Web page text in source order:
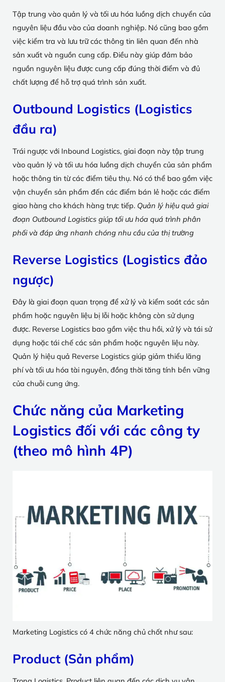
Tập trung vào quản lý và tối ưu hóa luồng dịch chuyển của
nguyên liệu đầu vào của doanh nghiệp. Nó cũng bao gồm
việc kiểm tra và lưu trữ các thông tin liên quan đến nhà
sản xuất và nguồn cung cấp. Điều này giúp đảm bảo
nguồn nguyên liệu được cung cấp đúng thời điểm và đủ
chất lượng để hỗ trợ quá trình sản xuất.
Outbound Logistics (Logistics
đầu ra)
Trái ngược với Inbound Logistics, giai đoạn này tập trung
vào quản lý và tối ưu hóa luồng dịch chuyển của sản phẩm
hoặc thông tin từ các điểm tiêu thụ. Nó có thể bao gồm việc
vận chuyển sản phẩm đến các điểm bán lẻ hoặc các điểm
giao hàng cho khách hàng trực tiếp. Quản lý hiệu quả giai
đoạn Outbound Logistics giúp tối ưu hóa quá trình phân
phối và đáp ứng nhanh chóng nhu cầu của thị trường
Reverse Logistics (Logistics đảo
ngược)
Đây là giai đoạn quan trọng để xử lý và kiểm soát các sản
phẩm hoặc nguyên liệu bị lỗi hoặc không còn sử dụng
được. Reverse Logistics bao gồm việc thu hồi, xử lý và tái sử
dụng hoặc tái chế các sản phẩm hoặc nguyên liệu này.
Quản lý hiệu quả Reverse Logistics giúp giảm thiểu lãng
phí và tối ưu hóa tài nguyên, đồng thời tăng tính bền vững
của chuỗi cung ứng.
Chức năng của Marketing
Logistics đối với các công ty
(theo mô hình 4P)
Marketing Logistics có 4 chức năng chủ chốt như sau:
Product (Sản phẩm)